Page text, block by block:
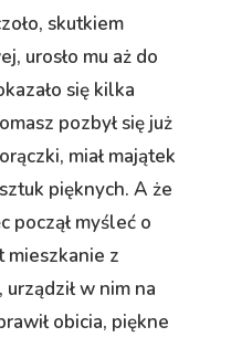
skutkiem
urosło mu aż do
się kilka
pozbył się już
miał majątek
pięknych. A że
począł myśleć o
mieszkanie z
w nim na
obicia, piękne